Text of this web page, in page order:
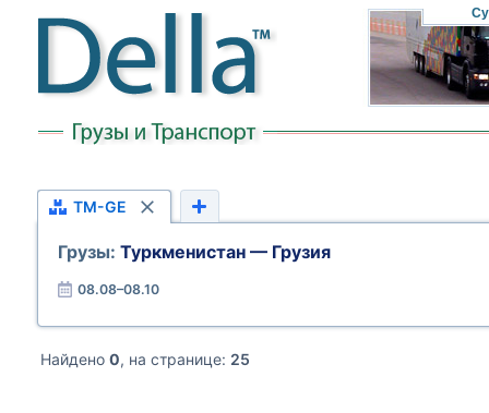
TM-GE
Грузы: Туркменистан — Грузия
08.08–08.10
Найдено 0, на странице: 25